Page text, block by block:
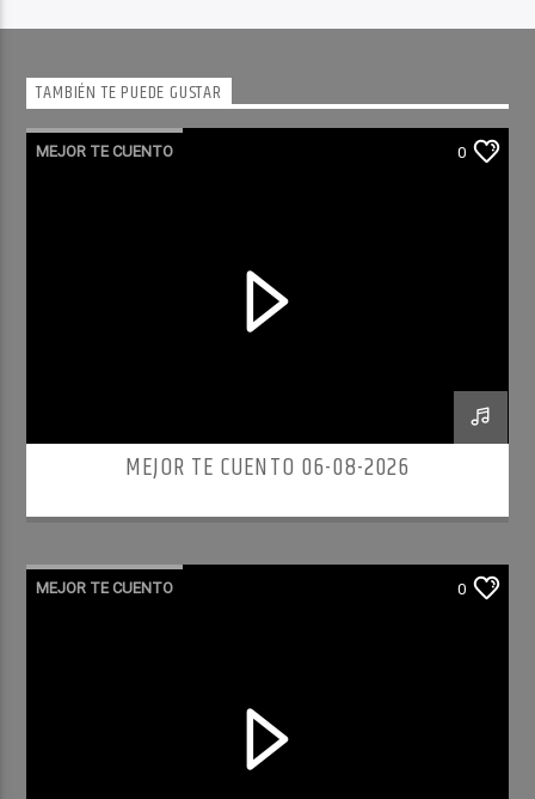
TAMBIÉN TE PUEDE GUSTAR
MEJOR TE CUENTO 0
MEJOR TE CUENTO 06-08-2026
MEJOR TE CUENTO 0